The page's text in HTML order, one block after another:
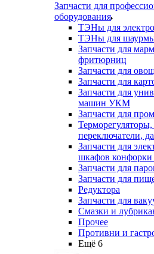
Запчасти для
оборудования
ТЭНы для
ТЭНы для
Запчасти для
фритюрниц
Запчасти для
Запчасти для
Запчасти для
машин УКМ
Запчасти для
Терморегуляторы,
переключатели,
Запчасти для
шкафов
Запчасти для
Запчасти для
Редуктора
Запчасти для
Смазки и
Прочее
Противни и
Ещё 6